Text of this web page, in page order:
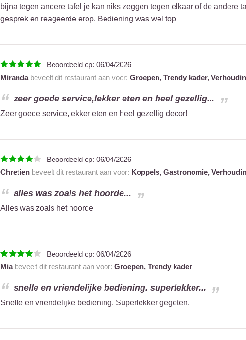
bijna tegen andere tafel je kan niks zeggen tegen elkaar of de andere
gesprek en reageerde erop. Bediening was wel top
Beoordeeld op: 06/04/2026
Mirandabeveelt dit restaurant aan voor: Groepen, Trendy kader,
zeer goede service,lekker eten en heel gezellig...
Zeer goede service,lekker eten en heel gezellig decor!
Beoordeeld op: 06/04/2026
Chretienbeveelt dit restaurant aan voor: Koppels, Gastronomie,
alles was zoals het hoorde...
Alles was zoals het hoorde
Beoordeeld op: 06/04/2026
Miabeveelt dit restaurant aan voor: Groepen, Trendy kader
snelle en vriendelijke bediening. superlekker...
Snelle en vriendelijke bediening. Superlekker gegeten.